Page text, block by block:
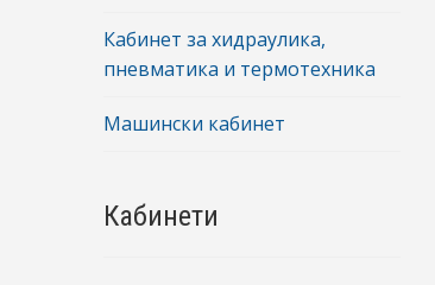
Кабинет за хидраулика,
пневматика и термотехника
Машински кабинет
Кабинети